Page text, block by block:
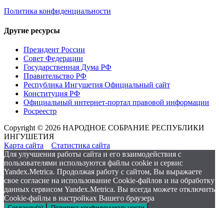
Политика конфиденциальности
Другие ресурсы
Президент России
Совет Федерации
Государственная Дума РФ
Правительство РФ
Республика Ингушетия Официальный сайт
Конституция РФ
Официальный интернет-портал правовой информации
Росреестр
Copyright © 2026 НАРОДНОЕ СОБРАНИЕ РЕСПУБЛИКИ
ИНГУШЕТИЯ
Карта сайта
Статистика сайта
Для улучшения работы сайта и его взаимодействия с
пользователями используются файлы cookie и сервис
Yandex.Metrica. Продолжая работу с сайтом, Вы выражаете
свое согласие на использование Cookie-файлов и на обработку
данных сервисом Yandex.Metrica. Вы всегда можете отключить
Cookie-файлы в настройках Вашего браузера